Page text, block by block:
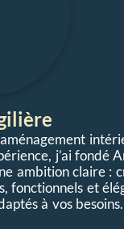
j’ai fondé
ambition claire :
fonctionnels et
à vos besoins.